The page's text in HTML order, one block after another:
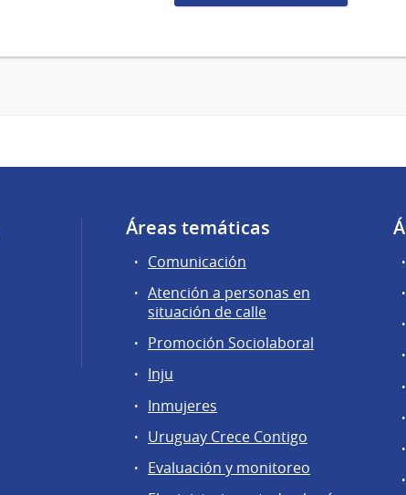
Áreas temáticas
Comunicación
Atención a personas en
situación de calle
Promoción Sociolaboral
Inju
Inmujeres
Uruguay Crece Contigo
Evaluación y monitoreo